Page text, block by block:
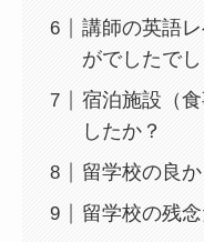
講師の英語
がでしたで
宿泊施設（
したか？
留学校の良
留学校の残